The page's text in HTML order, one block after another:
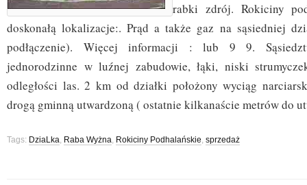
rabki zdrój. Rokiciny
doskonałą lokalizacje:. Prąd a także gaz na sąsiedniej
podłączenie). Więcej informacji : lub 9 9.
jednorodzinne w luźnej zabudowie, łąki, niski
odległości las. 2 km od działki położony wyciąg
drogą gminną utwardzoną ( ostatnie kilkanaście metrów do
Tags: DziaLka, Raba Wyżna, Rokiciny Podhalańskie, sprzedaż